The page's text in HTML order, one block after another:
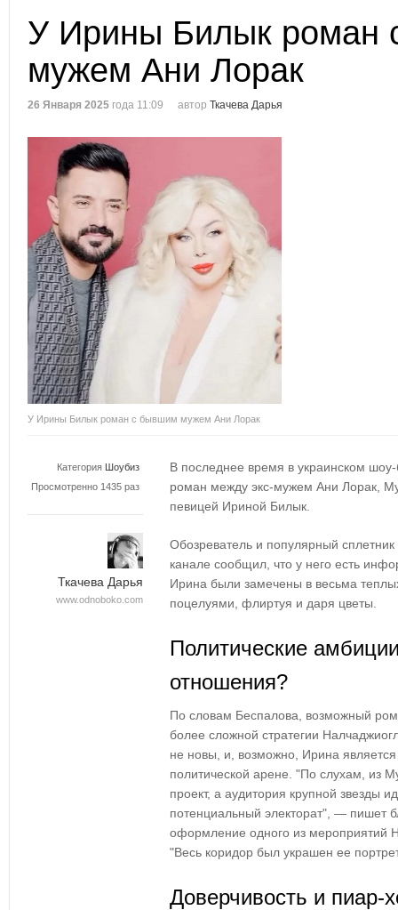
У Ирины Билык роман
мужем Ани Лорак
26 Января 2025 года 11:09 автор Ткачева Дарья
У Ирины Билык роман с бывшим мужем Ани Лорак
Категория Шоубиз
Просмотренно 1435 раз
Ткачева Дарья
www.odnoboko.com
В последнее время в украинском
роман между экс-мужем Ани Лорак,
певицей Ириной Билык.
Обозреватель и популярный
канале сообщил, что у него есть
Ирина были замечены в весьма
поцелуями, флиртуя и даря цветы.
Политические
отношения?
По словам Беспалова, возможный
более сложной стратегии
не новы, и, возможно, Ирина
политической арене. "По слухам, из
проект, а аудитория крупной звезды
потенциальный электорат", — пишет
оформление одного из мероприятий
"Весь коридор был украшен ее
Доверчивость и пиар-